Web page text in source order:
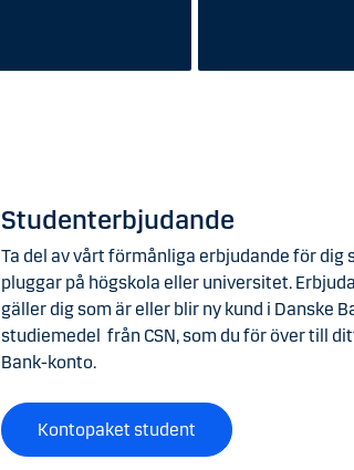
Studenterbjudande
Ta del av vårt förmånliga erbjudande för dig
pluggar på högskola eller universitet.
gäller dig som är eller blir ny kund i Danske
studiemedel från CSN, som du för över till
Bank-konto.
Kontopaket student